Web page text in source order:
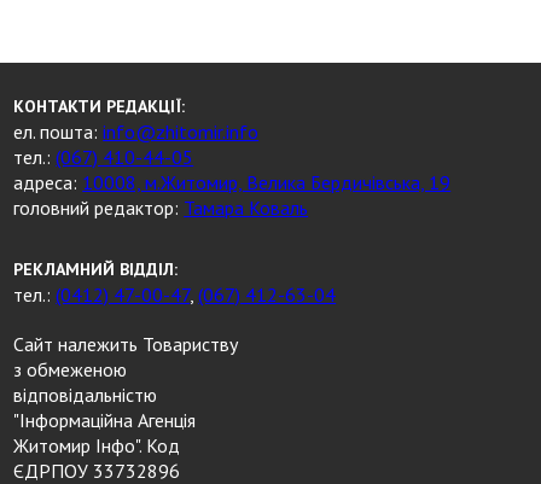
КОНТАКТИ РЕДАКЦІЇ:
ел. пошта:info@zhitomir.info
тел.:(067) 410-44-05
адреса: 10008, м.Житомир, Велика Бердичівська, 19
головний редактор: Тамара Коваль
РЕКЛАМНИЙ ВІДДІЛ:
тел.:(0412) 47-00-47,(067) 412-63-04
Сайт належить Товариству
з обмеженою
відповідальністю
"Інформаційна Агенція
Житомир Інфо". Код
ЄДРПОУ 33732896